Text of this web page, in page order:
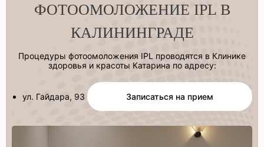
ФОТООМОЛОЖЕНИЕ IPL В
КАЛИНИНГРАДЕ
Процедуры фотоомоложения IPL проводятся в Клинике
здоровья и красоты Катарина по адресу:
ул. Гайдара, 93 Записаться на прием